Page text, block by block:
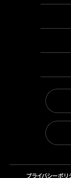
プライバシーポリ